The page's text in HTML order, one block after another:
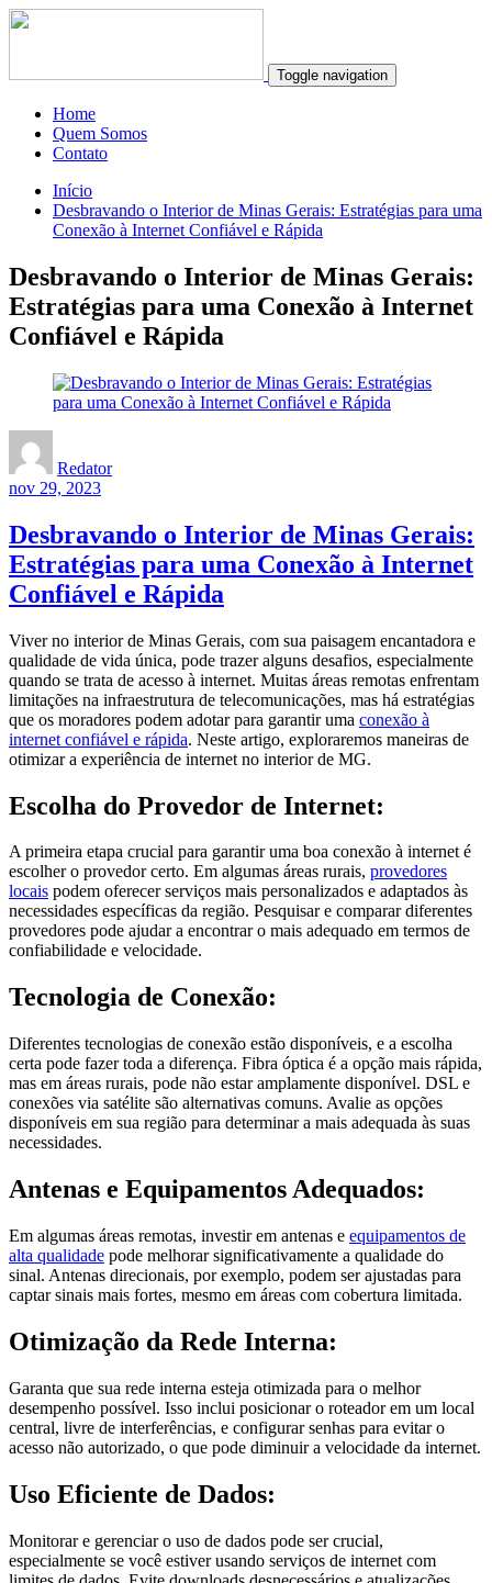
Toggle navigation
Home
Quem Somos
Contato
Início
Desbravando o Interior de Minas Gerais: Estratégias para uma
Conexão à Internet Confiável e Rápida
Desbravando o Interior de Minas Gerais:
Estratégias para uma Conexão à Internet
Confiável e Rápida
Redator
nov 29, 2023
Desbravando o Interior de Minas Gerais:
Estratégias para uma Conexão à Internet
Confiável e Rápida
Viver no interior de Minas Gerais, com sua paisagem encantadora e
qualidade de vida única, pode trazer alguns desafios, especialmente
quando se trata de acesso à internet. Muitas áreas remotas enfrentam
limitações na infraestrutura de telecomunicações, mas há estratégias
que os moradores podem adotar para garantir uma conexão à
internet confiável e rápida. Neste artigo, exploraremos maneiras de
otimizar a experiência de internet no interior de MG.
Escolha do Provedor de Internet:
A primeira etapa crucial para garantir uma boa conexão à internet é
escolher o provedor certo. Em algumas áreas rurais, provedores
locais podem oferecer serviços mais personalizados e adaptados às
necessidades específicas da região. Pesquisar e comparar diferentes
provedores pode ajudar a encontrar o mais adequado em termos de
confiabilidade e velocidade.
Tecnologia de Conexão:
Diferentes tecnologias de conexão estão disponíveis, e a escolha
certa pode fazer toda a diferença. Fibra óptica é a opção mais rápida,
mas em áreas rurais, pode não estar amplamente disponível. DSL e
conexões via satélite são alternativas comuns. Avalie as opções
disponíveis em sua região para determinar a mais adequada às suas
necessidades.
Antenas e Equipamentos Adequados:
Em algumas áreas remotas, investir em antenas e equipamentos de
alta qualidade pode melhorar significativamente a qualidade do
sinal. Antenas direcionais, por exemplo, podem ser ajustadas para
captar sinais mais fortes, mesmo em áreas com cobertura limitada.
Otimização da Rede Interna:
Garanta que sua rede interna esteja otimizada para o melhor
desempenho possível. Isso inclui posicionar o roteador em um local
central, livre de interferências, e configurar senhas para evitar o
acesso não autorizado, o que pode diminuir a velocidade da internet.
Uso Eficiente de Dados:
Monitorar e gerenciar o uso de dados pode ser crucial,
especialmente se você estiver usando serviços de internet com